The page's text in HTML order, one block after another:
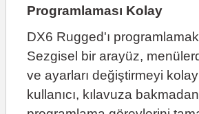
Programlaması Kolay
DX6 Rugged'ı
Sezgisel bir arayüz,
ve ayarları değiştirmeyi
kullanıcı, kılavuza